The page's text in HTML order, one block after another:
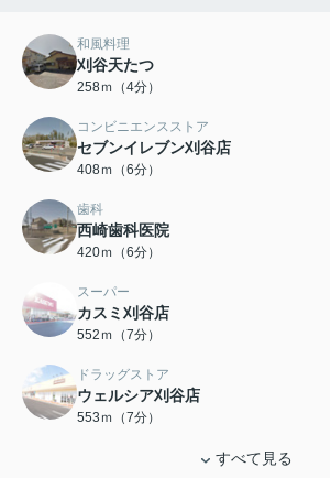
和風料理
刈谷天たつ
258ｍ（4分）
コンビニエンスストア
セブンイレブン刈谷店
408ｍ（6分）
歯科
西崎歯科医院
420ｍ（6分）
スーパー
カスミ刈谷店
552ｍ（7分）
ドラッグストア
ウェルシア刈谷店
553ｍ（7分）
すべて見る